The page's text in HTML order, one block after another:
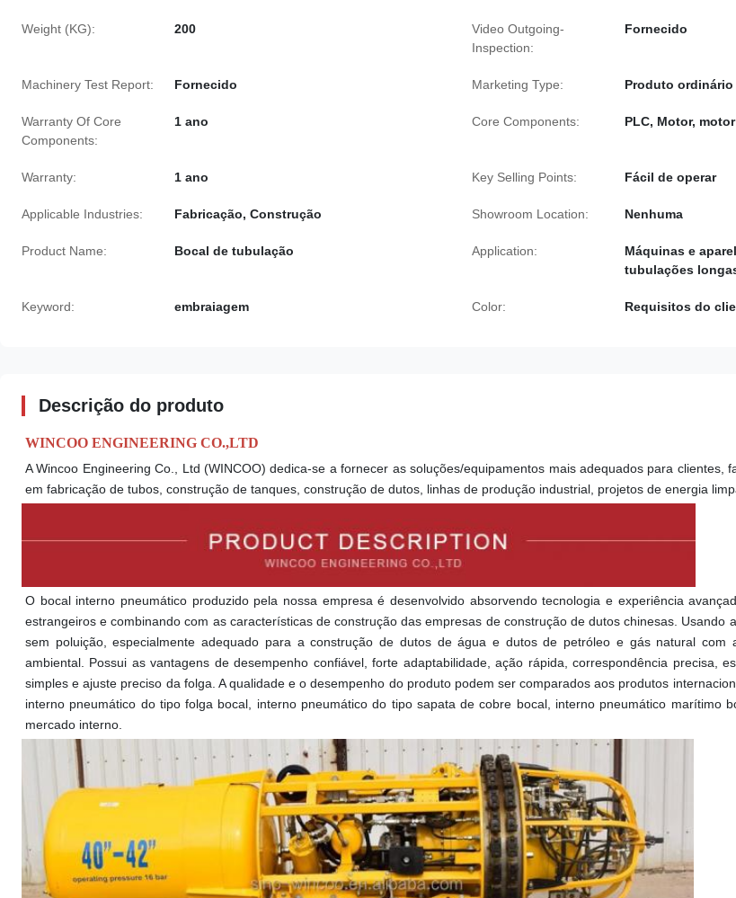
Weight (KG): 200
Video Outgoing-
Inspection:
Fornecido
Machinery Test Report: Fornecido Marketing Type: Produto ordinário
Warranty Of Core
Components:
1 ano Core Components: PLC, Motor, motor
Warranty: 1 ano Key Selling Points: Fácil de operar
Applicable Industries: Fabricação, Construção Showroom Location: Nenhuma
Product Name: Bocal de tubulação Application:
Máquinas e
tubulações
Keyword: embraiagem Color: Requisitos do
Descrição do produto
WINCOO ENGINEERING CO.,LTD
A Wincoo Engineering Co., Ltd (WINCOO) dedica-se a fornecer as soluções/equipamentos mais adequados para clientes,
em fabricação de tubos, construção de tanques, construção de dutos, linhas de produção industrial, projetos de energia
O bocal interno pneumático produzido pela nossa empresa é desenvolvido absorvendo tecnologia e experiência
estrangeiros e combinando com as características de construção das empresas de construção de dutos chinesas. Usando
sem poluição, especialmente adequado para a construção de dutos de água e dutos de petróleo e gás natural com
ambiental. Possui as vantagens de desempenho confiável, forte adaptabilidade, ação rápida, correspondência precisa,
simples e ajuste preciso da folga. A qualidade e o desempenho do produto podem ser comparados aos produtos
interno pneumático do tipo folga bocal , interno pneumático do tipo sapata de cobre bocal, interno pneumático marítimo
mercado interno.